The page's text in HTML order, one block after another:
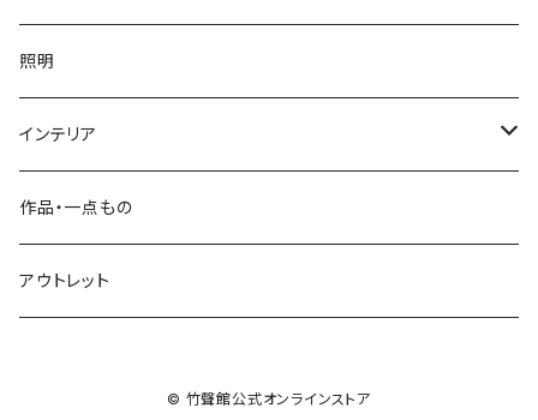
透かし網代編み
その他
バスケット
ペーパーナイフ
石を抱く竹（ペーパーウェイト）
その他
お箸
菜箸
楊枝
照明
インテリア
屑かご
脱衣かご
作品・一点もの
アウトレット
© 竹聲館公式オンラインストア